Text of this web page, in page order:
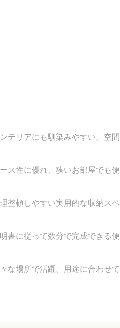
テリアにも馴染みやすい。空
ス性に優れ、狭いお部屋でも便
整頓しやすい実用的な収納スペ
書に従って数分で完成できる便
な場所で活躍。用途に合わせ